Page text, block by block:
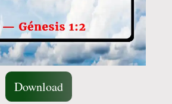
Download